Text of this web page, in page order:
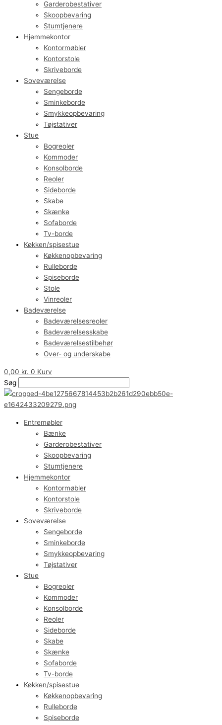
Garderobestativer
Skoopbevaring
Stumtjenere
Hjemmekontor
Kontormøbler
Kontorstole
Skriveborde
Soveværelse
Sengeborde
Sminkeborde
Smykkeopbevaring
Tøjstativer
Stue
Bogreoler
Kommoder
Konsolborde
Reoler
Sideborde
Skabe
Skænke
Sofaborde
Tv-borde
Køkken/spisestue
Køkkenopbevaring
Rulleborde
Spiseborde
Stole
Vinreoler
Badeværelse
Badeværelsesreoler
Badeværelsesskabe
Badeværelsestilbehør
Over- og underskabe
0,00 kr. 0 Kurv
Søg
Entremøbler
Bænke
Garderobestativer
Skoopbevaring
Stumtjenere
Hjemmekontor
Kontormøbler
Kontorstole
Skriveborde
Soveværelse
Sengeborde
Sminkeborde
Smykkeopbevaring
Tøjstativer
Stue
Bogreoler
Kommoder
Konsolborde
Reoler
Sideborde
Skabe
Skænke
Sofaborde
Tv-borde
Køkken/spisestue
Køkkenopbevaring
Rulleborde
Spiseborde